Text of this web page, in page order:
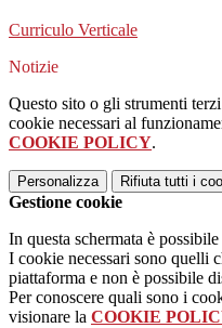
Curriculo Verticale
Notizie
Questo sito o gli strumenti
cookie necessari al
COOKIE POLICY.
Personalizza Rifiuta tutti i
Gestione cookie
In questa schermata è
I cookie necessari sono quelli
piattaforma e non è possibile
Per conoscere quali sono i
visionare la COOKIE